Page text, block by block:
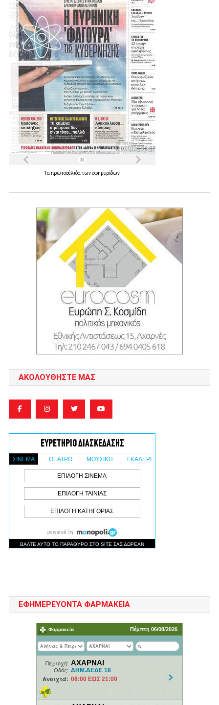
Ταπρωτοσέλιδατωνεφημερίδων
ΑΚΟΛΟΥΘΉΣΤΕ ΜΑΣ
ΕΦΗΜΕΡΕΥΟΝΤΑ ΦΑΡΜΑΚΕΙΑ